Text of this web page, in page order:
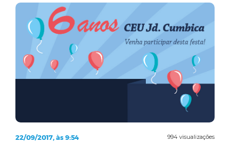
994 visualizações
22/09/2017, às 9:54